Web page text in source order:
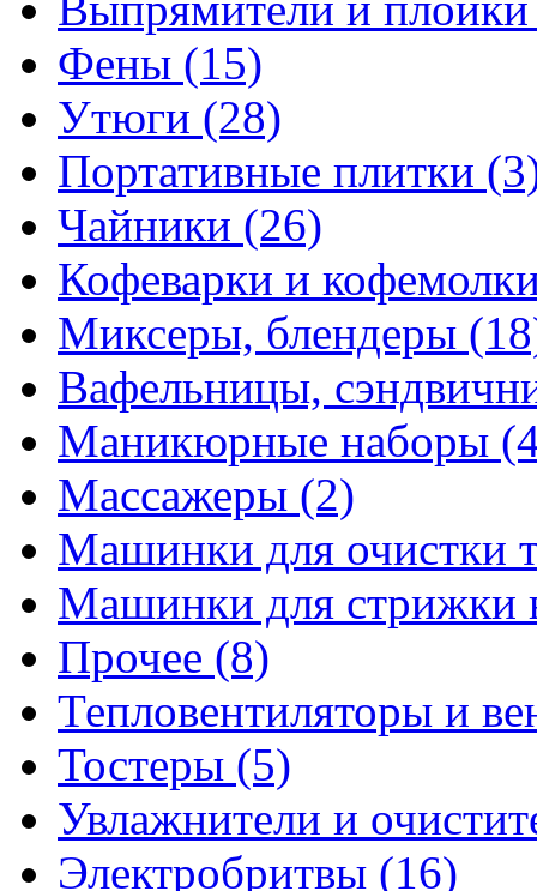
Фены (15)
Утюги (28)
Портативные плитки
Чайники (26)
Кофеварки и
Миксеры, блендеры
Вафельницы,
Маникюрные наборы
Массажеры (2)
Машинки для очистки
Машинки для стрижки
Прочее (8)
Тепловентиляторы и
Тостеры (5)
Увлажнители и
Электробритвы (16)